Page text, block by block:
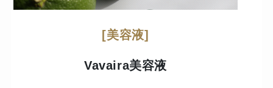
[美容液]
Vavaira美容液